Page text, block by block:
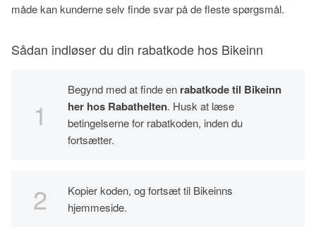
måde kan kunderne selv finde svar på de fleste spørgsmål.
Sådan indløser du din rabatkode hos Bikeinn
Begynd med at finde en rabatkode til Bikeinn
her hos Rabathelten. Husk at læse
betingelserne for rabatkoden, inden du
fortsætter.
Kopier koden, og fortsæt til Bikeinns
hjemmeside.